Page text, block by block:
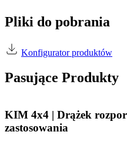
Pliki do pobrania
Konfigurator produktów
Pasujące Produkty
KIM 4x4 | Drążek
zastosowania